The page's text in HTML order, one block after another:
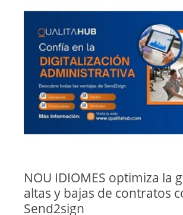
NOU IDIOMES optimiza la
altas y bajas de contratos
Send2sign